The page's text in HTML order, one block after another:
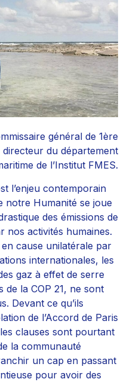
général de 1ère
du département
de l’Institut FMES.
l’enjeu contemporain
notre Humanité se joue
des émissions de
nos activités humaines.
cause unilatérale par
internationales, les
gaz à effet de serre
de la COP 21, ne sont
Devant ce qu’ils
de l’Accord de Paris
clauses sont pourtant
la communauté
un cap en passant
pour avoir des